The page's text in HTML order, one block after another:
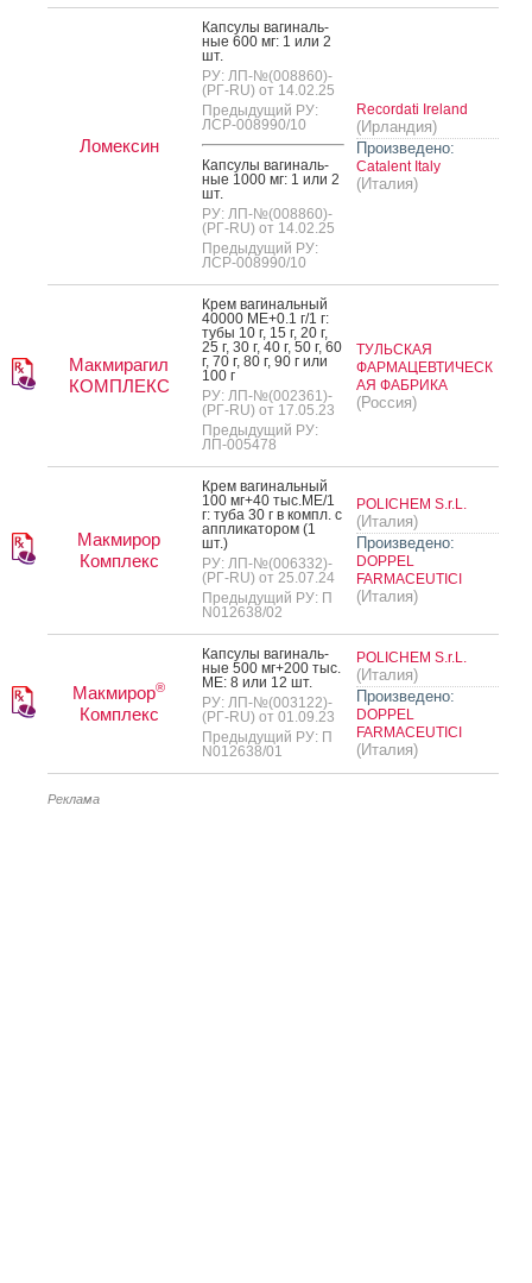
Ломексин
Кап­су­лы ва­гиналь­
ные 600 мг: 1 или 2
шт.
РУ: ЛП-№(008860)-
(РГ-RU) от 14.02.25
Предыдущий РУ:
ЛСР-008990/10
Кап­су­лы ва­гиналь­
ные 1000 мг: 1 или 2
шт.
РУ: ЛП-№(008860)-
(РГ-RU) от 14.02.25
Предыдущий РУ:
ЛСР-008990/10
Recordati Ireland
(Ирландия)
Произведено:
Catalent Italy
(Италия)
Макмирагил
КОМПЛЕКС
Крем ва­гиналь­ный
40000 МЕ+0.1 г/1 г:
ту­бы 10 г, 15 г, 20 г,
25 г, 30 г, 40 г, 50 г, 60
г, 70 г, 80 г, 90 г или
100 г
РУ: ЛП-№(002361)-
(РГ-RU) от 17.05.23
Предыдущий РУ:
ЛП-005478
ТУЛЬСКАЯ
ФАРМАЦЕВТИЧЕСК
АЯ ФАБРИКА
(Россия)
Макмирор
Комплекс
Крем ва­гиналь­ный
100 мг+40 тыс.МЕ/1
г: ту­ба 30 г в компл. с
ап­пли­като­ром (1
шт.)
РУ: ЛП-№(006332)-
(РГ-RU) от 25.07.24
Предыдущий РУ: П
N012638/02
POLICHEM S.r.L.
(Италия)
Произведено:
DOPPEL
FARMACEUTICI
(Италия)
Макмирор®
Комплекс
Кап­су­лы ва­гиналь­
ные 500 мг+200 тыс.
МЕ: 8 или 12 шт.
РУ: ЛП-№(003122)-
(РГ-RU) от 01.09.23
Предыдущий РУ: П
N012638/01
POLICHEM S.r.L.
(Италия)
Произведено:
DOPPEL
FARMACEUTICI
(Италия)
Реклама